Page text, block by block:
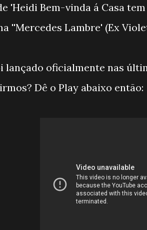
'Heidi Bem-vinda á Casa
''Mercedes Lambre' (Ex
lançado oficialmente nas
Dê o Play abaixo então: